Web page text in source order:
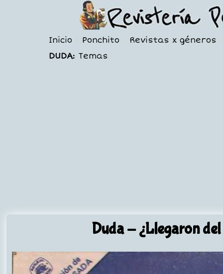
Inicio Ponchito
Revistas x géneros
DUDA: Temas
Duda- ¿Llegaron del